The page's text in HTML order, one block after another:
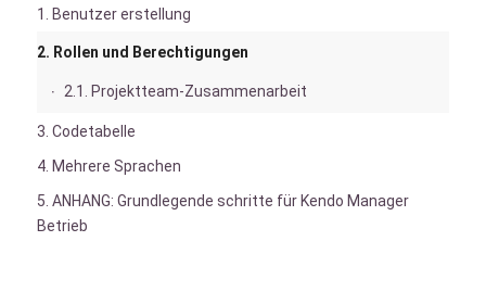
1. Benutzer erstellung
2. Rollen und Berechtigungen
2.1. Projektteam-Zusammenarbeit
3. Codetabelle
4. Mehrere Sprachen
5. ANHANG: Grundlegende schritte für Kendo Manager
Betrieb